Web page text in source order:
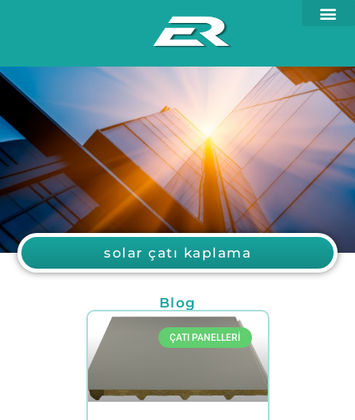
solar çatı kaplama
Blog
ÇATI PANELLERI